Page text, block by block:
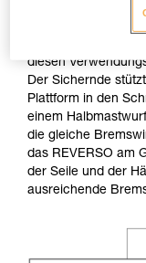
Der Sichernde ist
diesen
Der Sichernde
Plattform in den
einem
die gleiche
das REVERSO am
der Seile und der
ausreichende